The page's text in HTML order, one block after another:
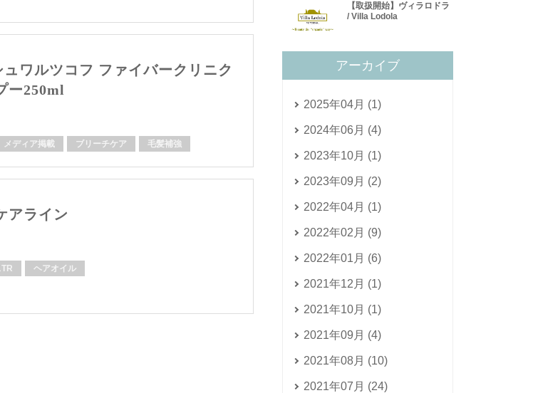
ュワルツコフ ファイバークリニク
ー250ml
メディア掲載 ブリーチケア 毛髪補強
アライン
ヘアオイル
【取扱開始】ヴィラロドラ
/ Villa Lodola
アーカイブ
2025年04月 (1)
2024年06月 (4)
2023年10月 (1)
2023年09月 (2)
2022年04月 (1)
2022年02月 (9)
2022年01月 (6)
2021年12月 (1)
2021年10月 (1)
2021年09月 (4)
2021年08月 (10)
2021年07月 (24)